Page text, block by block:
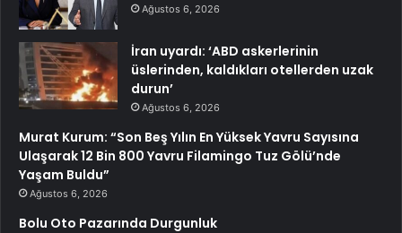
Ağustos 6, 2026
İran uyardı: ‘ABD askerlerinin
üslerinden, kaldıkları otellerden uzak
durun’
Ağustos 6, 2026
Murat Kurum: “Son Beş Yılın En Yüksek Yavru Sayısına
Ulaşarak 12 Bin 800 Yavru Filamingo Tuz Gölü’nde
Yaşam Buldu”
Ağustos 6, 2026
Bolu Oto Pazarında Durgunluk